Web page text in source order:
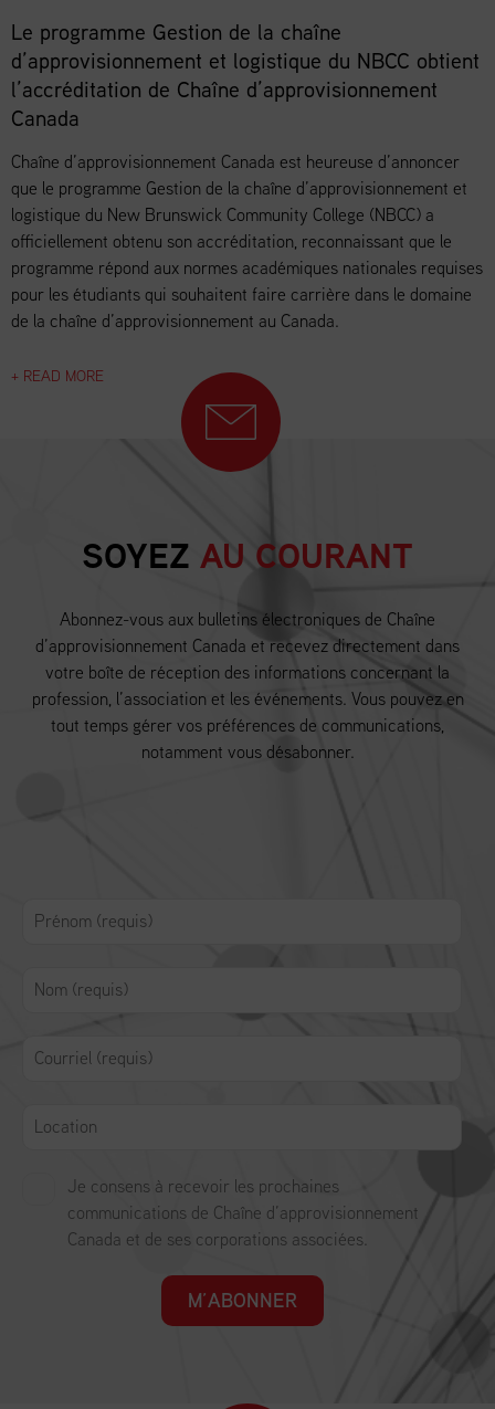
Le programme Gestion de la chaîne
d’approvisionnement et logistique du NBCC obtient
l’accréditation de Chaîne d’approvisionnement
Canada
Chaîne d’approvisionnement Canada est heureuse d’annoncer
que le programme Gestion de la chaîne d’approvisionnement et
logistique du New Brunswick Community College (NBCC) a
officiellement obtenu son accréditation, reconnaissant que le
programme répond aux normes académiques nationales requises
pour les étudiants qui souhaitent faire carrière dans le domaine
de la chaîne d’approvisionnement au Canada.
+ READ MORE
SOYEZ AU COURANT
Abonnez-vous aux bulletins électroniques de Chaîne
d’approvisionnement Canada et recevez directement dans
votre boîte de réception des informations concernant la
profession, l’association et les événements. Vous pouvez en
tout temps gérer vos préférences de communications,
notamment vous désabonner.
Je consens à recevoir les prochaines
communications de Chaîne d’approvisionnement
Canada et de ses corporations associées.
M’ABONNER